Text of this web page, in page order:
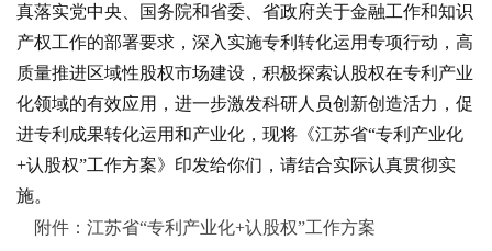
真落实党中央、国务院和省委、省政府关于金融工作和知识
产权工作的部署要求，深入实施专利转化运用专项行动，高
质量推进区域性股权市场建设，积极探索认股权在专利产业
化领域的有效应用，进一步激发科研人员创新创造活力，促
进专利成果转化运用和产业化，现将《江苏省“专利产业化
+认股权”工作方案》印发给你们，请结合实际认真贯彻实
施。
附件：江苏省“专利产业化+认股权”工作方案